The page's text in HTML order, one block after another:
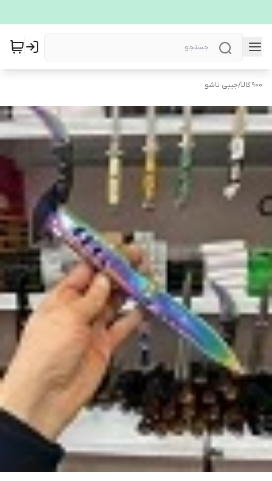
900 کالا /جیبی تاشو